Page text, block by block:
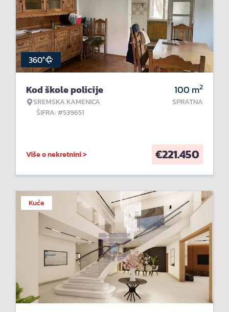
360°
Kod škole policije
SREMSKA KAMENICA
ŠIFRA: #539651
100 m2
SPRATNA
Više o nekretnini > €221.450
Kuće